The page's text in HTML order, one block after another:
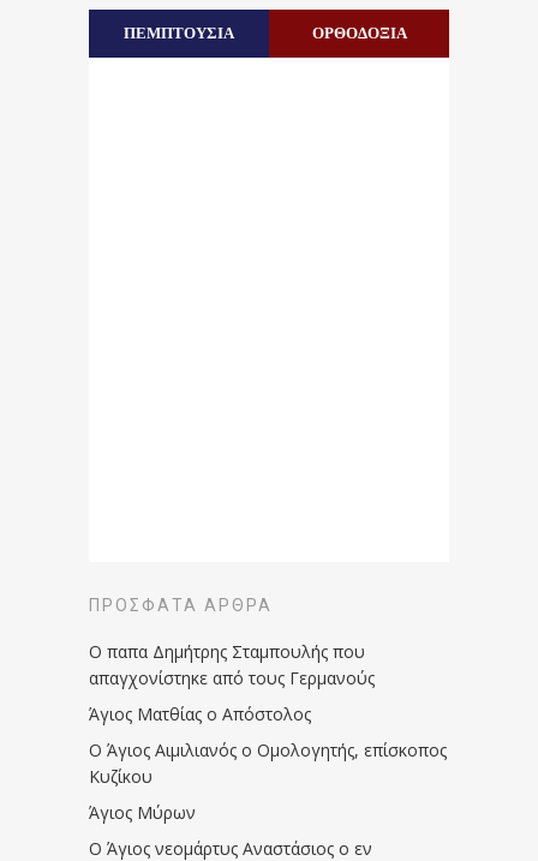
ΠΕΜΠΤΟΥΣΙΑ ΟΡΘΟΔΟΞΙΑ
ΠΡΌΣΦΑΤΑ ΆΡΘΡΑ
Ο παπα Δημήτρης Σταμπουλής που
απαγχονίστηκε από τους Γερμανούς
Άγιος Ματθίας ο Απόστολος
Ο Άγιος Αιμιλιανός ο Ομολογητής, επίσκοπος
Κυζίκου
Άγιος Μύρων
Ο Άγιος νεομάρτυς Αναστάσιος ο εν